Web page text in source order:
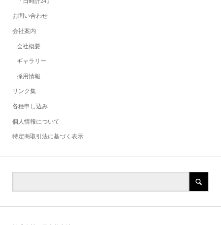
お問い合わせ
会社案内
会社概要
ギャラリー
採用情報
リンク集
各種申し込み
個人情報について
特定商取引法に基づく表示